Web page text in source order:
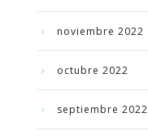
noviembre 2022
octubre 2022
septiembre 2022